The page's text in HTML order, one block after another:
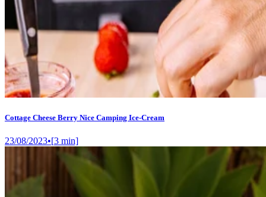
Cottage Cheese Berry Nice Camping Ice-Cream
23/08/2023•[3 min]